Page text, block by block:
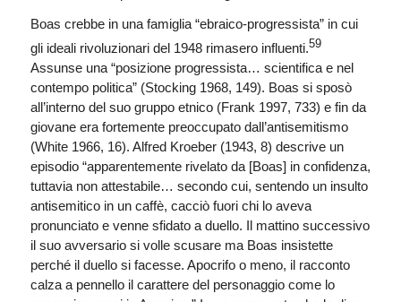
Boas crebbe in una famiglia “ebraico-progressista” in cui
gli ideali rivoluzionari del 1948 rimasero influenti.59
Assunse una “posizione progressista… scientifica e nel
contempo politica” (Stocking 1968, 149). Boas si sposò
all’interno del suo gruppo etnico (Frank 1997, 733) e fin da
giovane era fortemente preoccupato dall’antisemitismo
(White 1966, 16). Alfred Kroeber (1943, 8) descrive un
episodio “apparentemente rivelato da [Boas] in confidenza,
tuttavia non attestabile… secondo cui, sentendo un insulto
antisemitico in un caffè, cacciò fuori chi lo aveva
pronunciato e venne sfidato a duello. Il mattino successivo
il suo avversario si volle scusare ma Boas insistette
perché il duello si facesse. Apocrifo o meno, il racconto
calza a pennello il carattere del personaggio come lo